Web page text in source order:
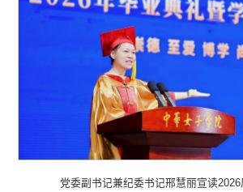
党委副书记兼纪委书记邢慧丽宣读